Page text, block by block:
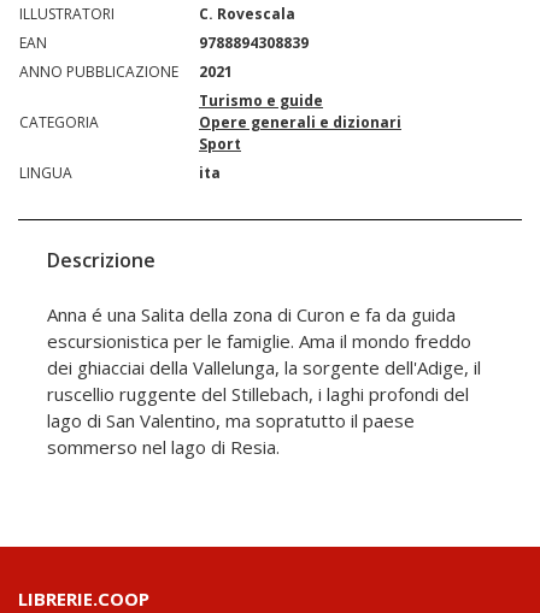
ILLUSTRATORI
C. Rovescala
EAN
9788894308839
ANNO PUBBLICAZIONE
2021
CATEGORIA
Turismo e guide
Opere generali e dizionari
Sport
LINGUA
ita
Descrizione
Anna é una Salita della zona di Curon e fa da guida
escursionistica per le famiglie. Ama il mondo freddo
dei ghiacciai della Vallelunga, la sorgente dell'Adige, il
ruscellio ruggente del Stillebach, i laghi profondi del
lago di San Valentino, ma sopratutto il paese
sommerso nel lago di Resia.
LIBRERIE.COOP